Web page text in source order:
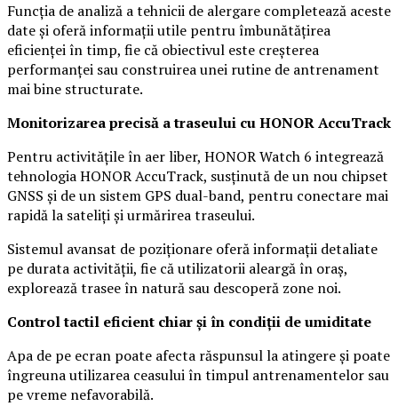
Funcția de analiză a tehnicii de alergare completează aceste
date și oferă informații utile pentru îmbunătățirea
eficienței în timp, fie că obiectivul este creșterea
performanței sau construirea unei rutine de antrenament
mai bine structurate.
Monitorizarea precisă a traseului cu HONOR AccuTrack
Pentru activitățile în aer liber, HONOR Watch 6 integrează
tehnologia HONOR AccuTrack, susținută de un nou chipset
GNSS și de un sistem GPS dual-band, pentru conectare mai
rapidă la sateliți și urmărirea traseului.
Sistemul avansat de poziționare oferă informații detaliate
pe durata activității, fie că utilizatorii aleargă în oraș,
explorează trasee în natură sau descoperă zone noi.
Control tactil eficient chiar și în condiții de umiditate
Apa de pe ecran poate afecta răspunsul la atingere și poate
îngreuna utilizarea ceasului în timpul antrenamentelor sau
pe vreme nefavorabilă.